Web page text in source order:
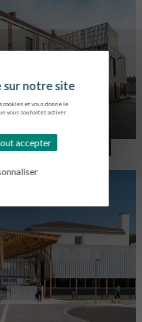
et vous donne le
vous souhaitez activer.
accepter